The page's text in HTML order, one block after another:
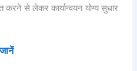
करने से लेकर कार्यान्वयन योग्य सुधार